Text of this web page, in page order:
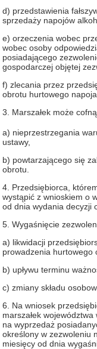
d) przedstawienia
sprzedaży napojów
e) orzeczenia wobec
wobec osoby
posiadającego
gospodarczej objętej
f) zlecania przez
obrotu hurtowego
3. Marszałek może
a) nieprzestrzegania
ustawy,
b) powtarzającego się
obrotu.
4. Przedsiębiorca,
wystąpić z wnioskiem o
od dnia wydania decyzji
5. Wygaśnięcie
a) likwidacji
prowadzenia hurtowego
b) upływu terminu
c) zmiany składu
6. Na wniosek
marszałek
na wyprzedaż
określony w zezwoleniu
miesięcy od dnia